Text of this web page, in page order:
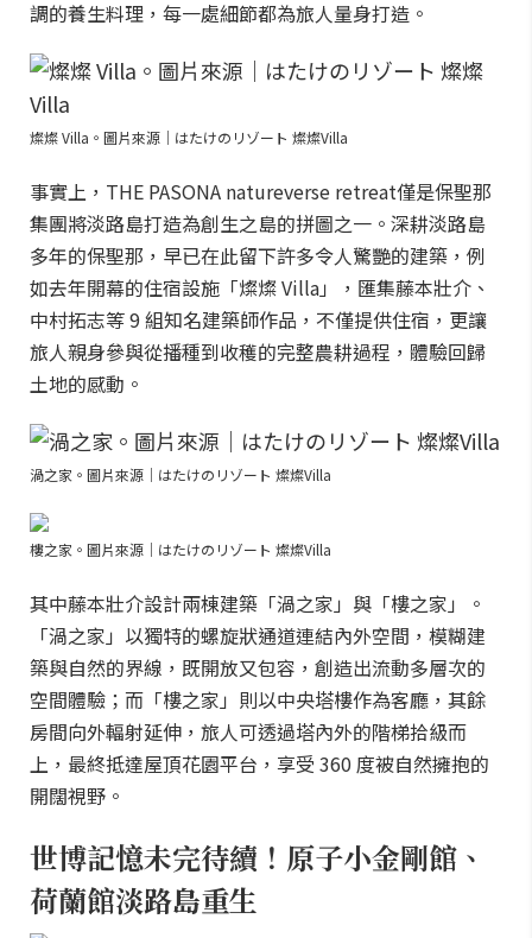
調的養生料理，每一處細節都為旅人量身打造。
燦燦 Villa。圖片來源｜はたけのリゾート 燦燦Villa
事實上，THE PASONA natureverse retreat僅是保聖那
集團將淡路島打造為創生之島的拼圖之一。深耕淡路島
多年的保聖那，早已在此留下許多令人驚艷的建築，例
如去年開幕的住宿設施「燦燦 Villa」，匯集藤本壯介、
中村拓志等 9 組知名建築師作品，不僅提供住宿，更讓
旅人親身參與從播種到收穫的完整農耕過程，體驗回歸
土地的感動。
渦之家。圖片來源｜はたけのリゾート 燦燦Villa
樓之家。圖片來源｜はたけのリゾート 燦燦Villa
其中藤本壯介設計兩棟建築「渦之家」與「樓之家」。
「渦之家」以獨特的螺旋狀通道連結內外空間，模糊建
築與自然的界線，既開放又包容，創造出流動多層次的
空間體驗；而「樓之家」則以中央塔樓作為客廳，其餘
房間向外輻射延伸，旅人可透過塔內外的階梯拾級而
上，最終抵達屋頂花園平台，享受 360 度被自然擁抱的
開闊視野。
世博記憶未完待續！原子小金剛館、
荷蘭館淡路島重生